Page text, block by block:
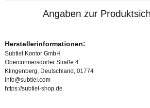
Angaben zur
Herstellerinformationen:
Subtiel Kontor GmbH
Obercunnersdorfer Straße 4
Klingenberg, Deutschland, 01774
info@subtiel.com
https://subtiel-shop.de